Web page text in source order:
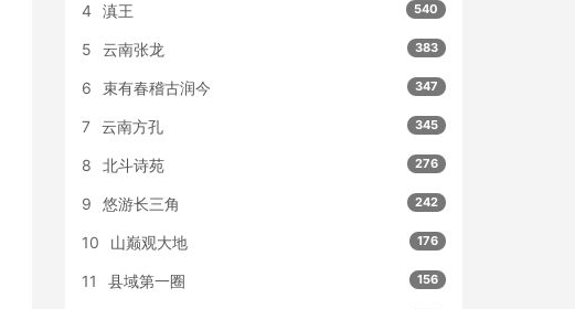
4 滇王 540
5 云南张龙 383
6 束有春稽古润今 347
7 云南方孔 345
8 北斗诗苑 276
9 悠游长三角 242
10 山巅观大地 176
11 县域第一圈 156